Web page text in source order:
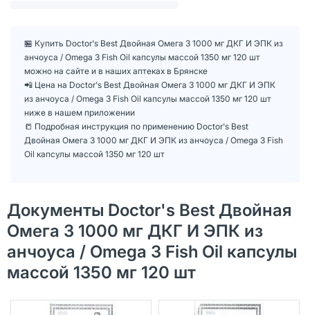
🏪 Купить Doctor's Best Двойная Омега 3 1000 мг ДКГ И ЭПК из
анчоуса / Omega 3 Fish Oil капсулы массой 1350 мг 120 шт
можно на сайте и в наших аптеках в Брянске
📲 Цена на Doctor's Best Двойная Омега 3 1000 мг ДКГ И ЭПК
из анчоуса / Omega 3 Fish Oil капсулы массой 1350 мг 120 шт
ниже в нашем приложении
📒 Подробная инструкция по применению Doctor's Best
Двойная Омега 3 1000 мг ДКГ И ЭПК из анчоуса / Omega 3 Fish
Oil капсулы массой 1350 мг 120 шт
Документы Doctor's Best Двойная
Омега 3 1000 мг ДКГ И ЭПК из
анчоуса / Omega 3 Fish Oil капсулы
массой 1350 мг 120 шт